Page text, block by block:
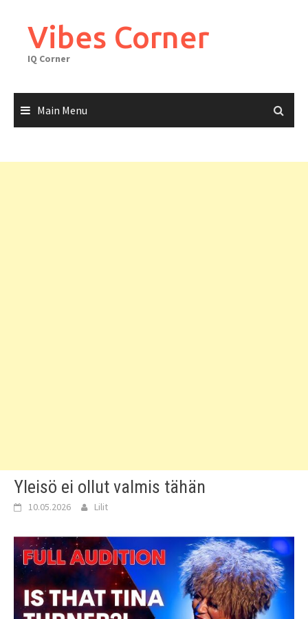
contentVibes Corner
IQ Corner
Main Menu
Yleisö ei ollut valmis tähän
10.05.2026 Lilit